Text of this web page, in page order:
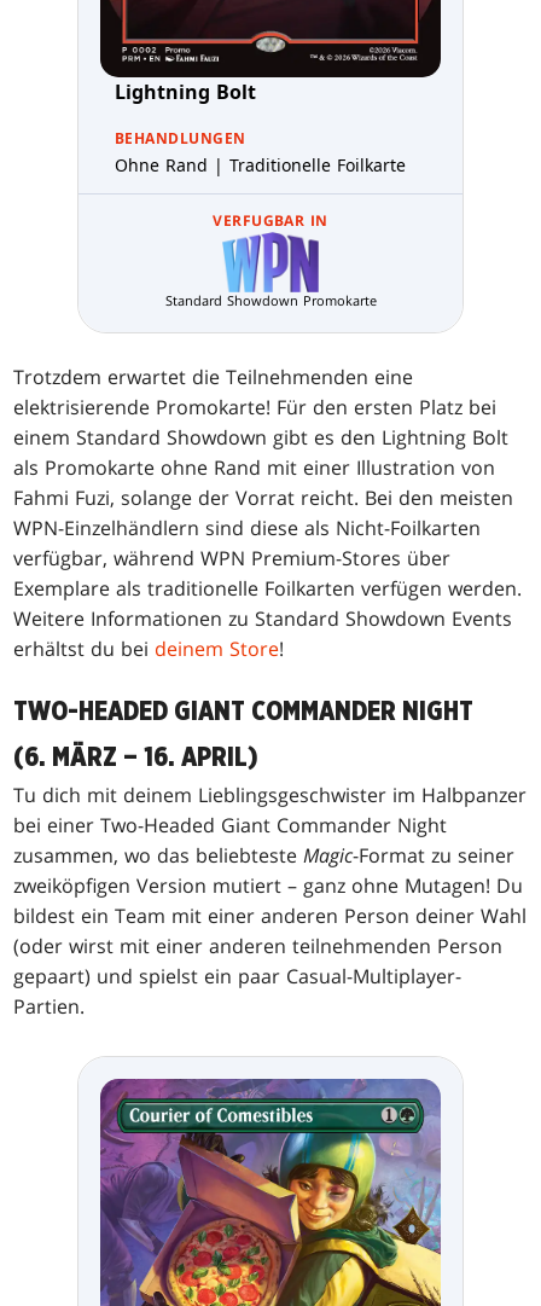
Lightning Bolt
BEHANDLUNGEN
Ohne Rand | Traditionelle Foilkarte
VERFUGBAR IN
Standard Showdown Promokarte
Trotzdem erwartet die Teilnehmenden eine
elektrisierende Promokarte! Für den ersten Platz bei
einem Standard Showdown gibt es den Lightning Bolt
als Promokarte ohne Rand mit einer Illustration von
Fahmi Fuzi, solange der Vorrat reicht. Bei den meisten
WPN-Einzelhändlern sind diese als Nicht-Foilkarten
verfügbar, während WPN Premium-Stores über
Exemplare als traditionelle Foilkarten verfügen werden.
Weitere Informationen zu Standard Showdown Events
erhältst du bei deinem Store!
TWO-HEADED GIANT COMMANDER NIGHT
(6. MÄRZ – 16. APRIL)
Tu dich mit deinem Lieblingsgeschwister im Halbpanzer
bei einer Two-Headed Giant Commander Night
zusammen, wo das beliebtesteMagic-Format zu seiner
zweiköpfigen Version mutiert – ganz ohne Mutagen! Du
bildest ein Team mit einer anderen Person deiner Wahl
(oder wirst mit einer anderen teilnehmenden Person
gepaart) und spielst ein paar Casual-Multiplayer-
Partien.